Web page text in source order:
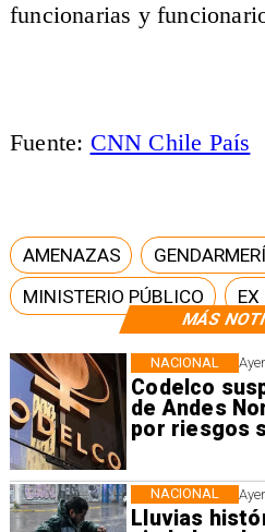
MÁS
Codelco
de Andes
por riesgos
NACIONAL
Lluvias
NACIONAL
funcionarias y
Fuente: CNN Chile País
AMENAZAS
MINISTERIO PÚBLICO